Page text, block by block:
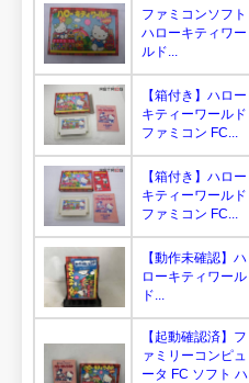
ファミコンソフト
ハローキティワー
ルド...
【箱付き】ハロー
キティーワールド
ファミコン FC...
【箱付き】ハロー
キティーワールド
ファミコン FC...
【動作未確認】ハ
ローキティワール
ド...
【起動確認済】フ
ァミリーコンピュ
ータ FC ソフト ハ